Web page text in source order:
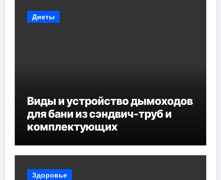
Диеты
Виды и устройство дымоходов
для бани из сэндвич-труб и
комплектующих
Здоровье